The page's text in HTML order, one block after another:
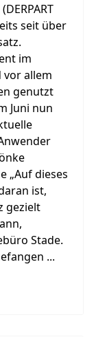
seit über
im
allem
genutzt
Juni nun
„Auf dieses
ist,
gezielt
Stade.
...